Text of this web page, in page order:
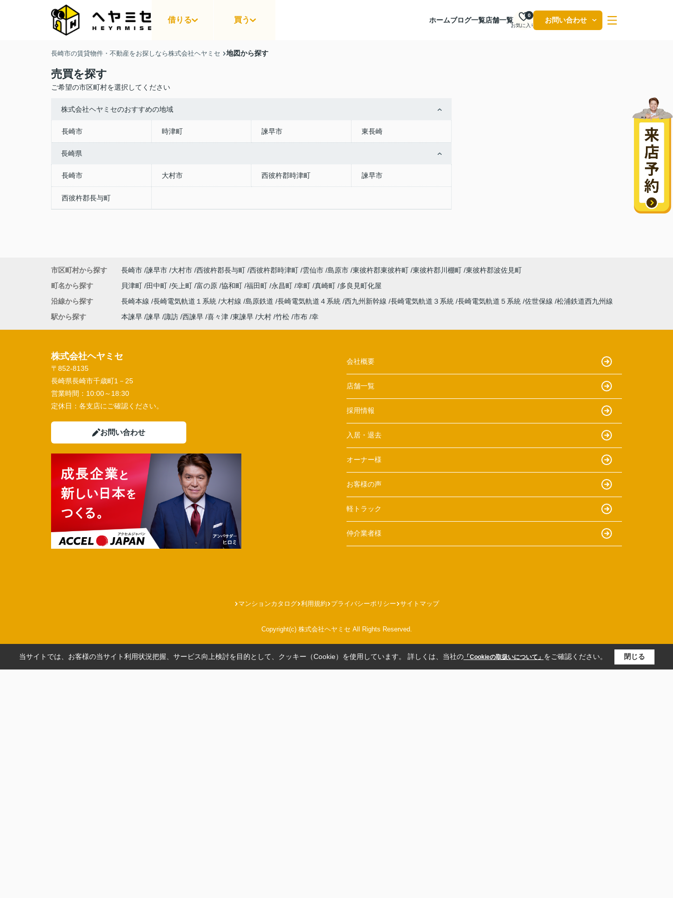
借りる 買う ホームブログ一覧店舗一覧
お気に入り
0
お問い合わせ
長崎市の賃貸物件・不動産をお探しなら株式会社ヘヤミセ 地図から探す
売買を探す
ご希望の市区町村を選択してください
株式会社ヘヤミセのおすすめの地域
長崎市 時津町 諫早市 東長崎
長崎県
長崎市 大村市 西彼杵郡時津町 諫早市
西彼杵郡長与町
市区町村から探す 長崎市 諫早市 大村市 西彼杵郡長与町 西彼杵郡時津町 雲仙市 島原市 東彼杵郡東彼杵町 東彼杵郡川棚町 東彼杵郡波佐見町
町名から探す
貝津町 田中町 矢上町 富の原 協和町 福田町 永昌町 幸町 真崎町 多良見町化屋
沿線から探す
長崎本線 長崎電気軌道１系統 大村線 島原鉄道 長崎電気軌道４系統 西九州新幹線 長崎電気軌道３系統 長崎電気軌道５系統 佐世保線 松浦鉄道西九州線
駅から探す
本諫早 諫早 諏訪 西諫早 喜々津 東諫早 大村 竹松 市布 幸
株式会社ヘヤミセ
〒852-8135
長崎県長崎市千歳町1－25
営業時間： 10:00～18:30
定休日： 各支店にご確認ください。
お問い合わせ
会社概要
店舗一覧
採用情報
入居・退去
オーナー様
お客様の声
軽トラック
仲介業者様
マンションカタログ 利用規約 プライバシーポリシー サイトマップ
Copyright(c) 株式会社ヘヤミセ All Rights Reserved.
当サイトでは、お客様の当サイト利用状況把握、サービス向上検討を目的として、クッキー（Cookie）を使用しています。 詳しくは、当社の「Cookieの取扱いについて」 をご確認ください。 閉じる